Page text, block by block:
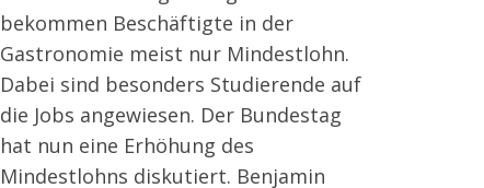
bekommen Beschäftigte in der
Gastronomie meist nur Mindestlohn.
Dabei sind besonders Studierende auf
die Jobs angewiesen. Der Bundestag
hat nun eine Erhöhung des
Mindestlohns diskutiert. Benjamin